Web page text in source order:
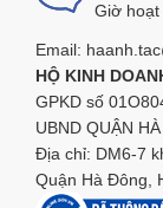
Giờ
Email:
HỘ KINH
GPKD số
UBND QUẬN
Địa chỉ: DM6-7
Quận Hà Đông,